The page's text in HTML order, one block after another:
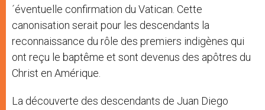
´éventuelle confirmation du Vatican. Cette
canonisation serait pour les descendants la
reconnaissance du rôle des premiers indigènes qui
ont reçu le baptême et sont devenus des apôtres du
Christ en Amérique.
La découverte des descendants de Juan Diego